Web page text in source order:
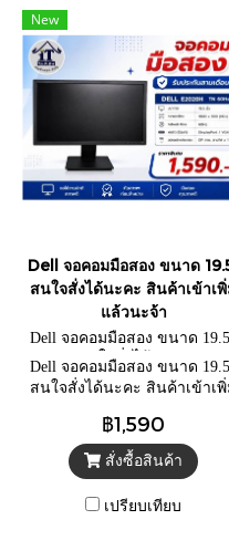
New
Dell จอคอมมือสอง ขนาด
สนใจสั่งได้นะคะ สินค้าเข้าเ
แล้วนะจ้า
Dell จอคอมมือสอง ขนาด
สนใจสั่งได้นะคะ
Dell จอคอมมือสอง ขนาด
สนใจสั่งได้นะคะ สินค้าเข้าเพิ่
฿1,590
สั่งซื้อสินค้า
เปรียบเทียบ